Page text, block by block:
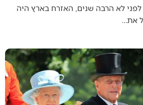
לא הרבה שנים, האזרח בארץ היה
את…